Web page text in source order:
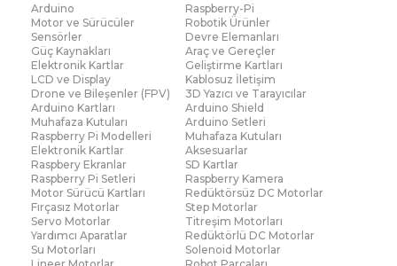
Arduino
Raspberry-Pi
Motor ve Sürücüler
Robotik Ürünler
Sensörler
Devre Elemanları
Güç Kaynakları
Araç ve Gereçler
Elektronik Kartlar
Geliştirme Kartları
LCD ve Display
Kablosuz İletişim
Drone ve Bileşenler (FPV)
3D Yazıcı ve Tarayıcılar
Arduino Kartları
Arduino Shield
Muhafaza Kutuları
Arduino Setleri
Raspberry Pi Modelleri
Muhafaza Kutuları
Elektronik Kartlar
Aksesuarlar
Raspbery Ekranlar
SD Kartlar
Raspberry Pi Setleri
Raspberry Kamera
Motor Sürücü Kartları
Redüktörsüz DC Motorlar
Fırçasız Motorlar
Step Motorlar
Servo Motorlar
Titreşim Motorları
Yardımcı Aparatlar
Redüktörlü DC Motorlar
Su Motorları
Solenoid Motorlar